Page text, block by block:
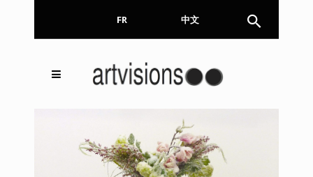
FR 中文
Inscrivez-vous à notre